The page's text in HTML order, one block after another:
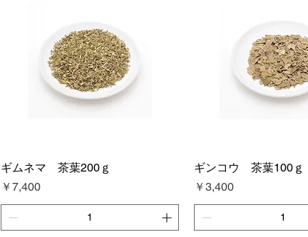
ギムネマ 茶葉200ｇ
価格
￥7,400
ギンコウ 茶葉100ｇ
価格
￥3,400